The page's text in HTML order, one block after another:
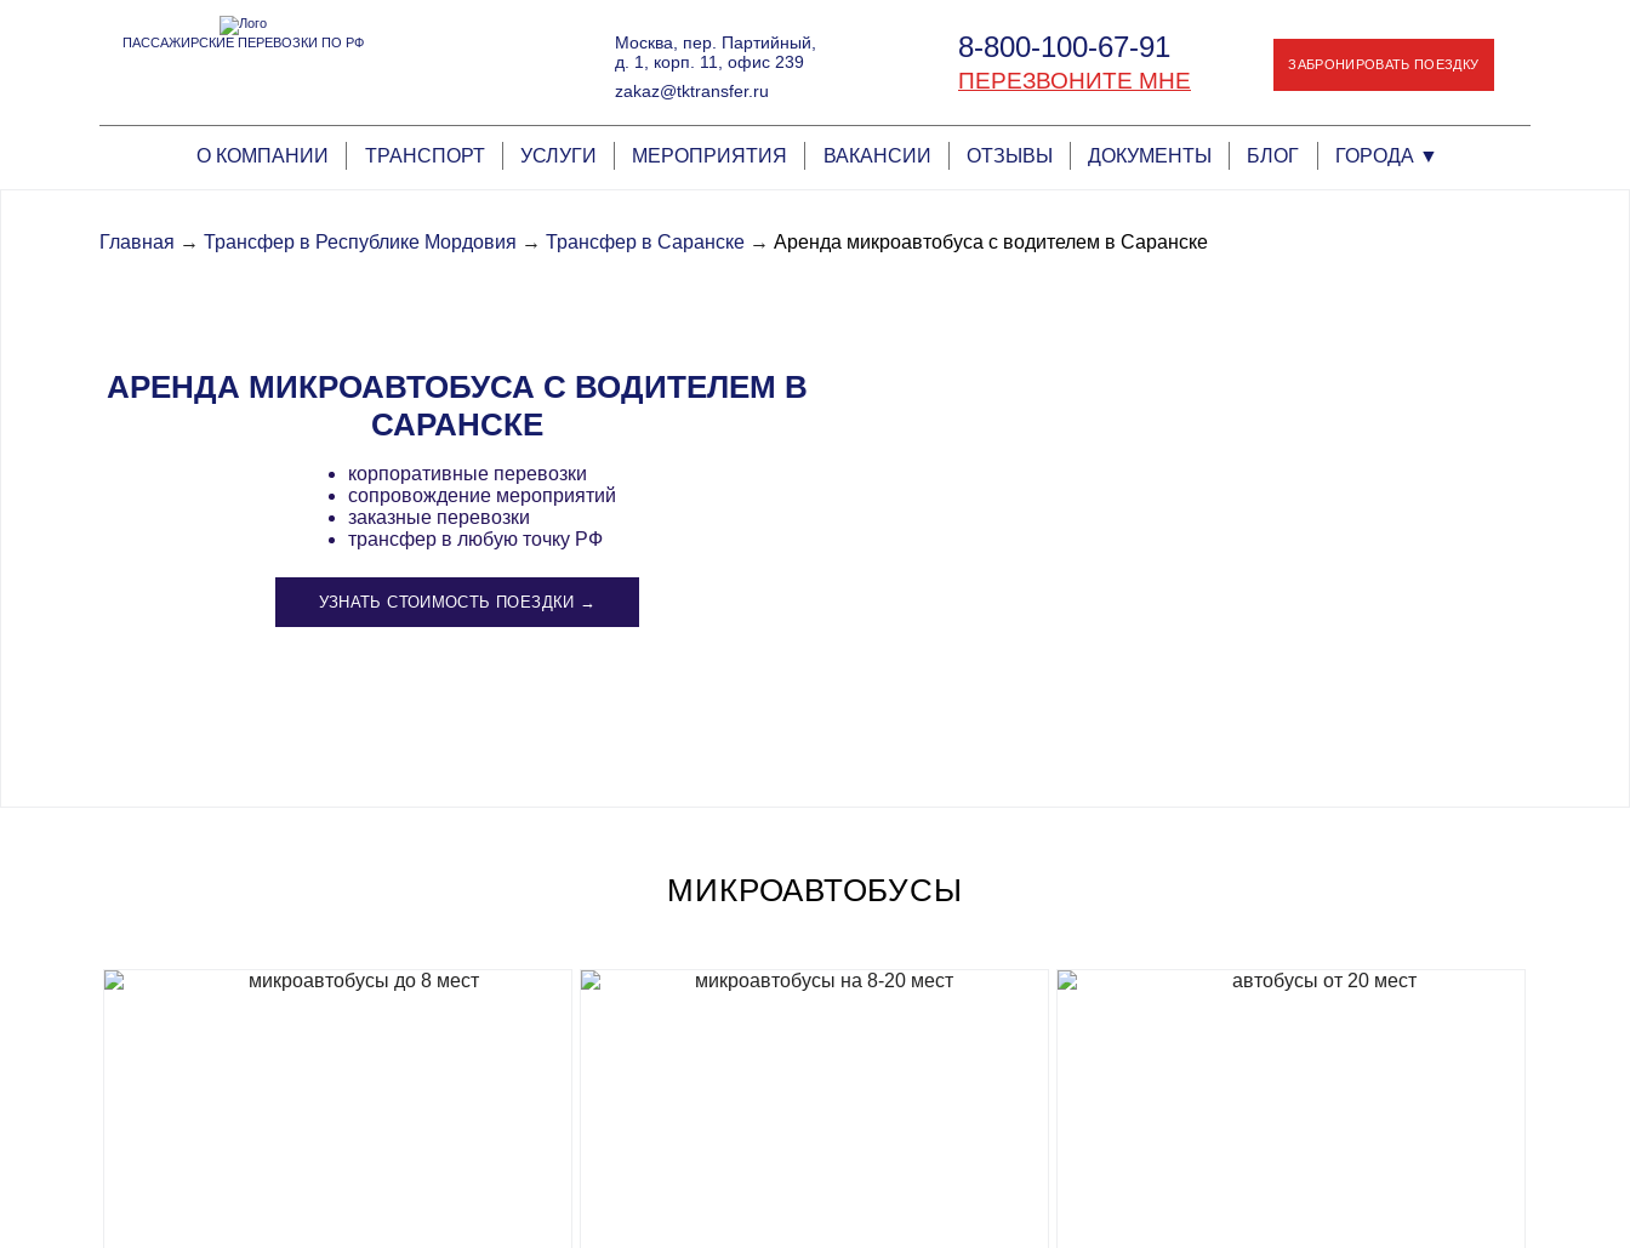
ПАССАЖИРСКИЕ ПЕРЕВОЗКИ ПО РФ
ЗАБРОНИРОВАТЬ ПОЕЗДКУ
8-800-100-67-91
ПЕРЕЗВОНИТЕ МНЕ
Москва, пер. Партийный,
д. 1, корп. 11, офис 239
zakaz@tktransfer.ru
О КОМПАНИИ ТРАНСПОРТ УСЛУГИ МЕРОПРИЯТИЯ ВАКАНСИИ ОТЗЫВЫ ДОКУМЕНТЫ БЛОГ ГОРОДА ▼
Главная → Трансфер в Республике Мордовия → Трансфер в Саранске → Аренда микроавтобуса с водителем в Саранске
АРЕНДА МИКРОАВТОБУСА С ВОДИТЕЛЕМ В
САРАНСКЕ
корпоративные перевозки
сопровождение мероприятий
заказные перевозки
трансфер в любую точку РФ
УЗНАТЬ СТОИМОСТЬ ПОЕЗДКИ →
МИКРОАВТОБУСЫ